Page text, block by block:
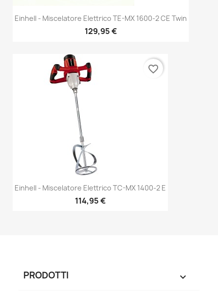
Einhell - Miscelatore Elettrico TE-MX 1600-2 CE Twin
129,95 €
Einhell - Miscelatore Elettrico TC-MX 1400-2 E
114,95 €
favorite_border
PRODOTTI 